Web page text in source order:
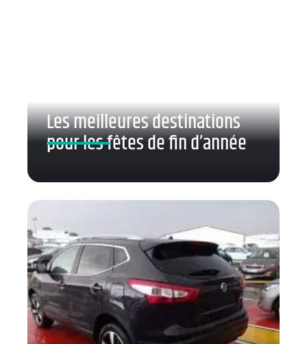
Les meilleures destinations
pour les fêtes de fin d’année